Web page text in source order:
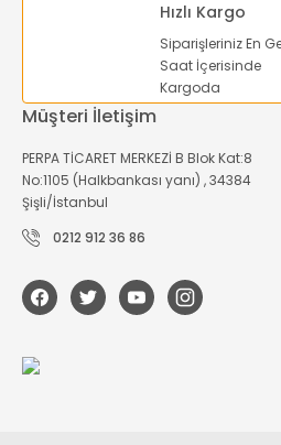
Hızlı Kargo
Siparişleriniz En
Saat İçerisinde
Kargoda
Müşteri İletişim
PERPA TİCARET MERKEZİ B Blok Kat:8
No:1105 (Halkbankası yanı) , 34384
Şişli/İstanbul
0212 912 36 86